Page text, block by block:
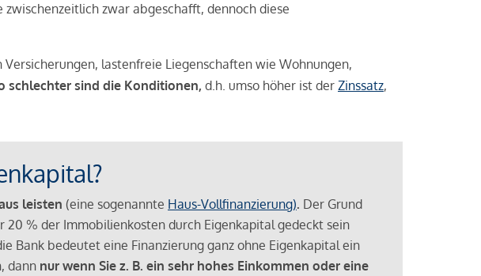
zwischenzeitlich zwar abgeschafft, dennoch diese
lastenfreie Liegenschaften wie Wohnungen,
schlechter sind die Konditionen, d.h. umso höher ist der Zinssatz,
leisten (eine sogenannte Haus-Vollfinanzierung). Der Grund
% der Immobilienkosten durch Eigenkapital gedeckt sein
Bank bedeutet eine Finanzierung ganz ohne Eigenkapital ein
dann nur wenn Sie z. B. ein sehr hohes Einkommen oder eine